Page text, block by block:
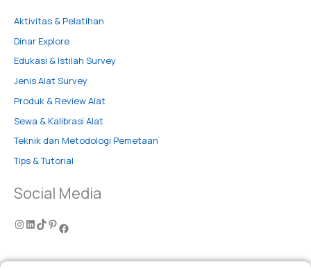
Aktivitas & Pelatihan
Dinar Explore
Edukasi & Istilah Survey
Jenis Alat Survey
Produk & Review Alat
Sewa & Kalibrasi Alat
Teknik dan Metodologi Pemetaan
Tips & Tutorial
Social Media